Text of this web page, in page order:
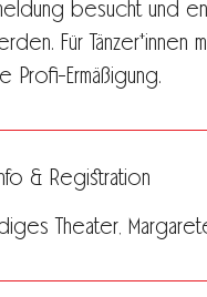
besucht und
Für Tänzer*innen
Profi-Ermäßigung.
& Registration
Theater,